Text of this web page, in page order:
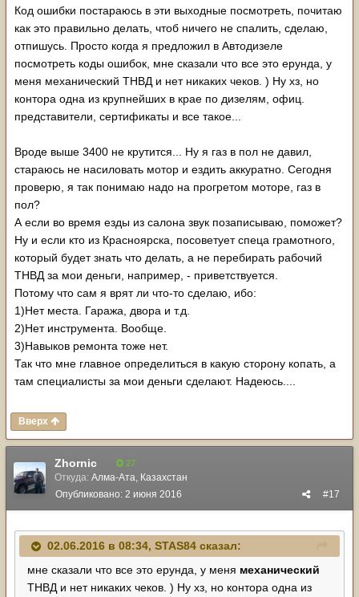
случае при подобных симптомах прийдется либо
перетрясать качественно проводку на двигатель, либо
избавляться от половины проводов и датчиков (я выбрал
второй вариант). иначе долго будешь искать черную
кошку в темной комнате.
честно говоря в ступоре. не знаю что ответить)))) он
может быть заглушен так, что не видно этого)))) в любом
случае - убирать этот чермет из под капота и ставить
заглушки - тогда вопрос заглушен/незаглушен отпадет
вместе с головняками связанными с ним.
это как это? на нейтралке не крутится выше 3400?
вероятно у тебя опережение не работает как надо -
возможно низкое давление в корпусе насоса. 2ЛТЕ
крутится почти до 5000 (дальше до 6000 там красная
зона, видел? - она "для красоты" только, как и на любом
двигателе)
800 - высоковатые обороты. проверяй ДПДЗ
непрогретого двигателя).
Код ошибки постараюсь в эти выходные посмотреть, почитаю
как это правильно делать, чтоб ничего не спалить, сделаю,
отпишусь. Просто когда я предложил в Автодизеле
посмотреть коды ошибок, мне сказали что все это ерунда, у
меня механический ТНВД и нет никаких чеков. ) Ну хз, но
контора одна из крупнейших в крае по дизелям, офиц.
представители, сертификаты и все такое...
Вроде выше 3400 не крутится... Ну я газ в пол не давил,
стараюсь не насиловать мотор и ездить аккуратно. Сегодня
проверю, я так понимаю надо на прогретом моторе, газ в
пол?
А если во время езды из салона звук позаписываю, поможет?
Ну и если кто из Красноярска, посоветует спеца грамотного,
который будет знать что делать, а не перебирать рабочий
ТНВД за мои деньги, например, - приветствуется.
Потому что сам я врят ли что-то сделаю, ибо:
1)Нет места. Гаража, двора и т.д.
2)Нет инструмента. Вообще.
3)Навыков ремонта тоже нет.
Так что мне главное определиться в какую сторону копать, а
там специалисты за мои деньги сделают. Надеюсь....
Вверх
Zhornic 27
Откуда: Алма-Ата, Казахстан
#17
Опубликовано: 2 июня 2016
02.06.2016 в 08:34, STAS84 сказал:
мне сказали что все это ерунда, у меня механический
ТНВД и нет никаких чеков. ) Ну хз, но контора одна из